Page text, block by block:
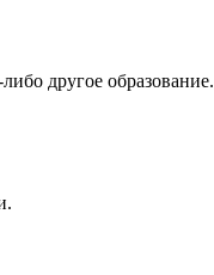
другое образование.